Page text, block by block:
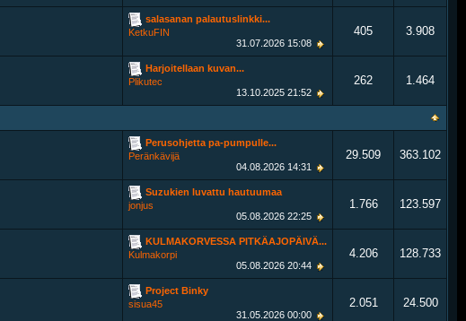
salasanan palautuslinkki...
KetkuFIN
31.07.2026 15:08
405 3.908
Harjoitellaan kuvan...
Plikutec
13.10.2025 21:52
262 1.464
Perusohjetta pa-pumpulle...
Peränkävijä
04.08.2026 14:31
29.509 363.102
Suzukien luvattu hautuumaa
jonjus
05.08.2026 22:25
1.766 123.597
KULMAKORVESSA PITKÄAJOPÄIVÄ...
Kulmakorpi
05.08.2026 20:44
4.206 128.733
Project Binky
sisua45
31.05.2026 00:00
2.051 24.500